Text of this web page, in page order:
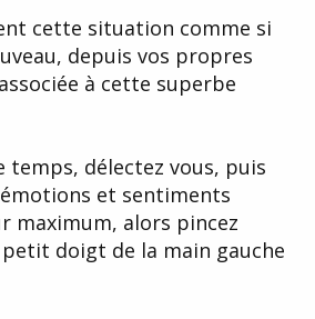
cette situation comme si
depuis vos propres
à cette superbe
temps, délectez vous, puis
et sentiments
maximum, alors pincez
doigt de la main gauche